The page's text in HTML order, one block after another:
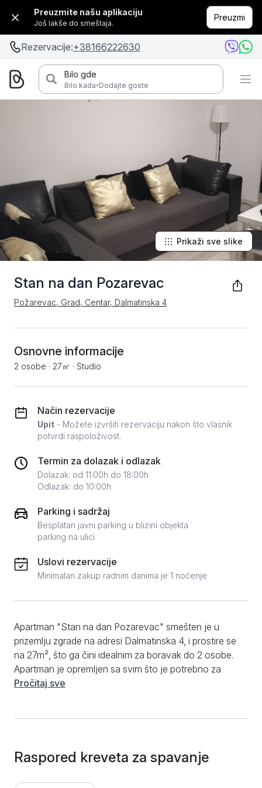
Preuzmite našu aplikaciju
Još lakše do smeštaja.
Preuzmi
Rezervacije:+38166222630
Bilo gde
Bilo kada·Dodajte goste
Stan na dan Pozarevac
Požarevac, Grad, Centar, Dalmatinska 4
Prikaži sve slike
Osnovne informacije
2 osobe · 27㎡ · Studio
Način rezervacije
Upit - Možete izvršiti rezervaciju nakon što vlasnik
potvrdi raspoloživost.
Termin za dolazak i odlazak
Dolazak: od 11:00h do 18:00h
Odlazak: do 10:00h
Parking i sadržaj
Besplatan javni parking u blizini objekta
parking na ulici
Uslovi rezervacije
Minimalan zakup radnim danima je 1 noćenje
Apartman "Stan na dan Pozarevac" smešten je u
prizemlju zgrade na adresi Dalmatinska 4, i prostire se
na 27m², što ga čini idealnim za boravak do 2 osobe.
Apartman je opremljen sa svim što je potrebno za
udoban boravak. Ima odvojenu kuhinju koja uključuje
Dodatne pogodnosti uključuju besplatan WiFi, TV,
centralno grejanje, klima uređaj, kao i čiste peškire i
posteljinu. Apartman se nalazi na samo 600 metara
Pročitaj sve
Raspored kreveta za spavanje